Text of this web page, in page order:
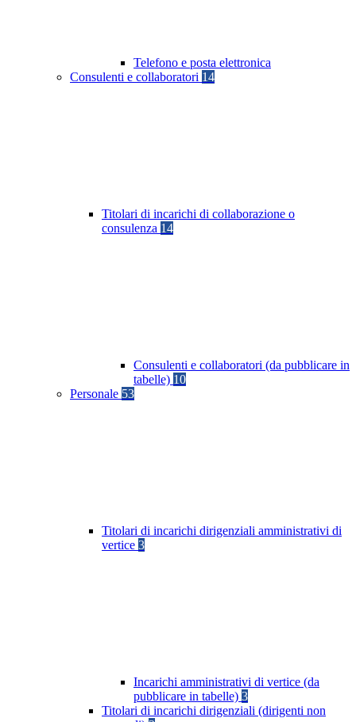
Telefono e posta elettronica
Consulenti e collaboratori 14
Titolari di incarichi di collaborazione o
consulenza 14
Consulenti e collaboratori (da pubblicare in
tabelle) 10
Personale 53
Titolari di incarichi dirigenziali amministrativi di
vertice 3
Incarichi amministrativi di vertice (da
pubblicare in tabelle) 3
Titolari di incarichi dirigenziali (dirigenti non